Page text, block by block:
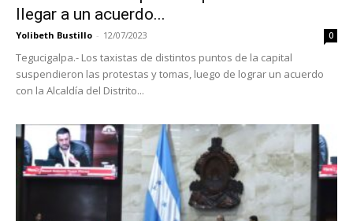
llegar a un acuerdo...
Yolibeth Bustillo - 12/07/2023 0
Tegucigalpa.- Los taxistas de distintos puntos de la capital
suspendieron las protestas y tomas, luego de lograr un acuerdo
con la Alcaldía del Distrito...